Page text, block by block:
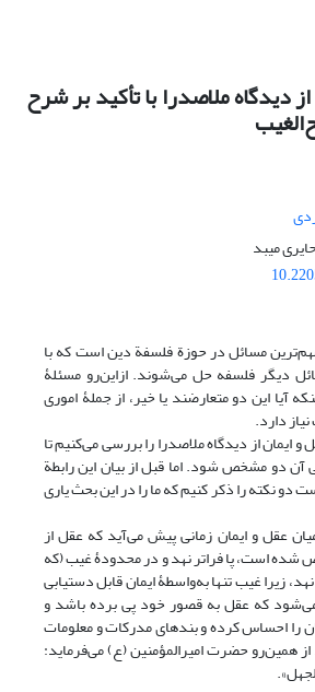
دیدگاه ملاصدرا با تأکید بر شرح
میبد
مسائل در حوزة فلسفة دین است که با
دیگر فلسفه حل می‌شوند. ازاین‌رو مسئلۀ
آیا این دو متعارضند یا خیر، از جملۀ اموری
دارد.
و ایمان از دیدگاه ملاصدرا را بررسی می‌کنیم تا
آن دو مشخص شود. اما قبل از بیان این رابطة
دو نکته را ذکر کنیم که ما را در این بحث یاری
عقل و ایمان زمانی پیش می‌آید که عقل از
است، پا فراتر نهد و در محدودۀ غیب (که
زیرا غیب تنها به‌واسطۀ ایمان قابل دستیابی
که عقل به قصور خود پی برده باشد و
را احساس کرده و بندهای مدرکات و معلومات
از همین‌رو حضرت امیرالمؤمنین (ع) می‌فرماید: